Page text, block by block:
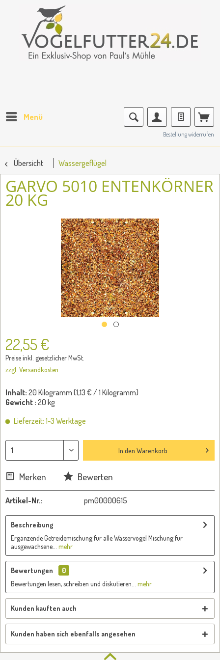
Menü
Bestellung widerrufen
Übersicht Wassergeflügel
GARVO 5010 ENTENKÖRNER
20 KG
22,55 €
Preise inkl. gesetzlicher MwSt.
zzgl. Versandkosten
Inhalt: 20 Kilogramm (1,13 € / 1 Kilogramm)
Gewicht : 20 kg
Lieferzeit: 1-3 Werktage
In den Warenkorb
Merken Bewerten
Artikel-Nr.: pm00000615
Beschreibung
Ergänzende Getreidemischung für alle Wasservögel Mischung für
ausgewachsene...
mehr
Bewertungen
0
Bewertungen lesen, schreiben und diskutieren...
mehr
Kunden kauften auch
Kunden haben sich ebenfalls angesehen